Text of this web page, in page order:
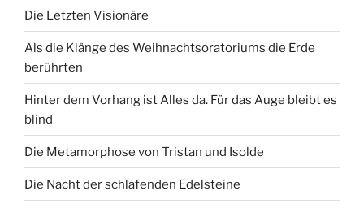
Die Letzten Visionäre
Als die Klänge des Weihnachtsoratoriums die Erde
berührten
Hinter dem Vorhang ist Alles da. Für das Auge bleibt es
blind
Die Metamorphose von Tristan und Isolde
Die Nacht der schlafenden Edelsteine